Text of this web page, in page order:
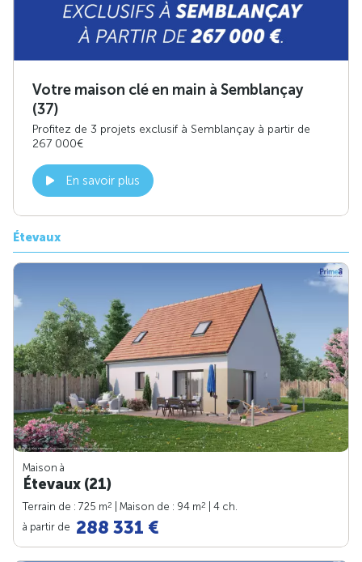
Votre maison clé en main à Semblançay
(37)
Profitez de 3 projets exclusif à Semblançay à partir de
267 000€
En savoir plus
Étevaux
Maison à
Étevaux (21)
Terrain de : 725 m2 | Maison de : 94 m2
| 4 ch.
à partir de 288 331 €